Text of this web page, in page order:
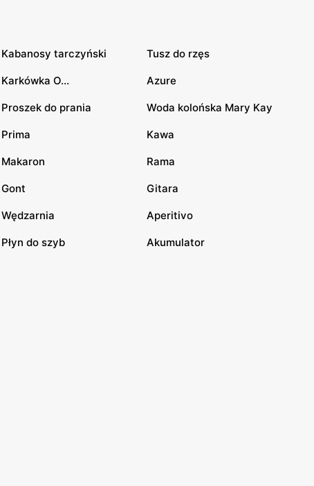
Kabanosy tarczyński Tusz do rzęs
Karkówka O... Azure
Proszek do prania Woda kolońska Mary Kay
Prima Kawa
Makaron Rama
Gont Gitara
Wędzarnia Aperitivo
Płyn do szyb Akumulator